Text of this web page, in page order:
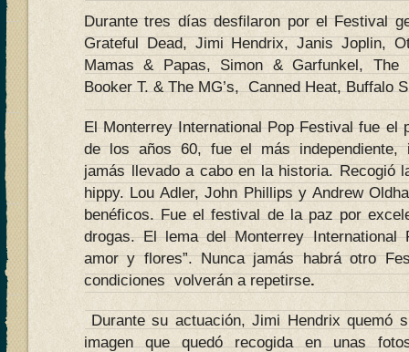
Durante tres días desfilaron por el Festival
Grateful Dead, Jimi Hendrix, Janis Joplin,
Mamas & Papas, Simon & Garfunkel, The
Booker T. & The MG’s, Canned Heat, Buffalo
El Monterrey International Pop Festival fue el
de los años 60, fue el más independiente,
jamás llevado a cabo en la historia. Recogió
hippy. Lou Adler, John Phillips y Andrew
benéficos. Fue el festival de la paz por
drogas. El lema del Monterrey International
amor y flores”. Nunca jamás habrá otro
condiciones volverán a repetirse.
Durante su actuación, Jimi Hendrix quemó
imagen que quedó recogida en unas